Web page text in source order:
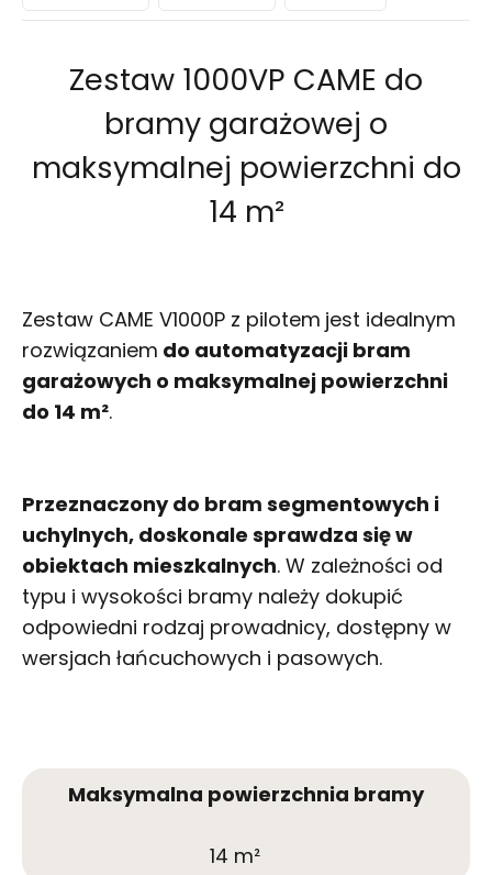
Zestaw 1000VP CAME do
bramy garażowej o
maksymalnej powierzchni do
14 m²
Zestaw CAME V1000P z pilotem jest idealnym
rozwiązaniem do automatyzacji bram
garażowych o maksymalnej powierzchni
do 14 m².
Przeznaczony do bram segmentowych i
uchylnych, doskonale sprawdza się w
obiektach mieszkalnych. W zależności od
typu i wysokości bramy należy dokupić
odpowiedni rodzaj prowadnicy, dostępny w
wersjach łańcuchowych i pasowych.
Maksymalna powierzchnia bramy
14 m²